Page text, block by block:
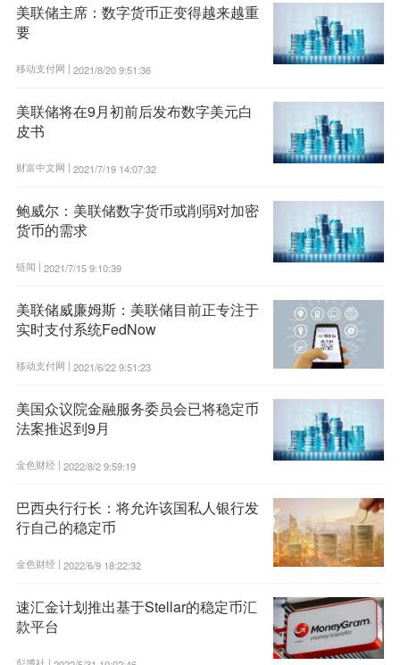
美联储主席：数字货币正变得越来越重
要
移动支付网 | 2021/8/20 9:51:36
美联储将在9月初前后发布数字美元白
皮书
财富中文网 | 2021/7/19 14:07:32
鲍威尔：美联储数字货币或削弱对加密
货币的需求
链闻 | 2021/7/15 9:10:39
美联储威廉姆斯：美联储目前正专注于
实时支付系统FedNow
移动支付网 | 2021/6/22 9:51:23
美国众议院金融服务委员会已将稳定币
法案推迟到9月
金色财经 | 2022/8/2 9:59:19
巴西央行行长：将允许该国私人银行发
行自己的稳定币
金色财经 | 2022/6/9 18:22:32
速汇金计划推出基于Stellar的稳定币汇
款平台
彭博社 |